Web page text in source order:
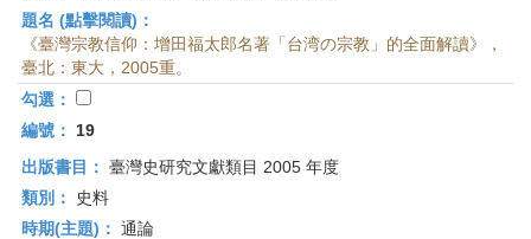
題名 (點擊閱讀)：
《臺灣宗教信仰：增田福太郎名著「台湾の宗教」的全面解讀》，
臺北：東大，2005重。
勾選：
編號：
19
出版書目： 臺灣史研究文獻類目 2005 年度
類別：
史料
時期(主題)： 通論